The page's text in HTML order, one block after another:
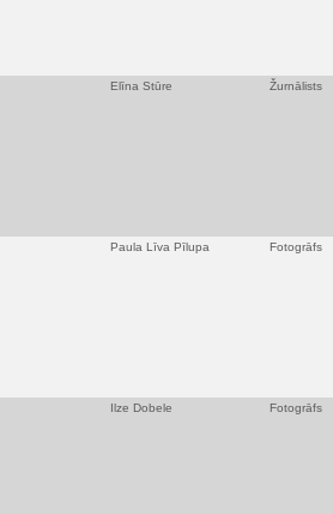
Elīna Stūre Žurnālists
Paula Līva Pīlupa Fotogrāfs
Ilze Dobele Fotogrāfs